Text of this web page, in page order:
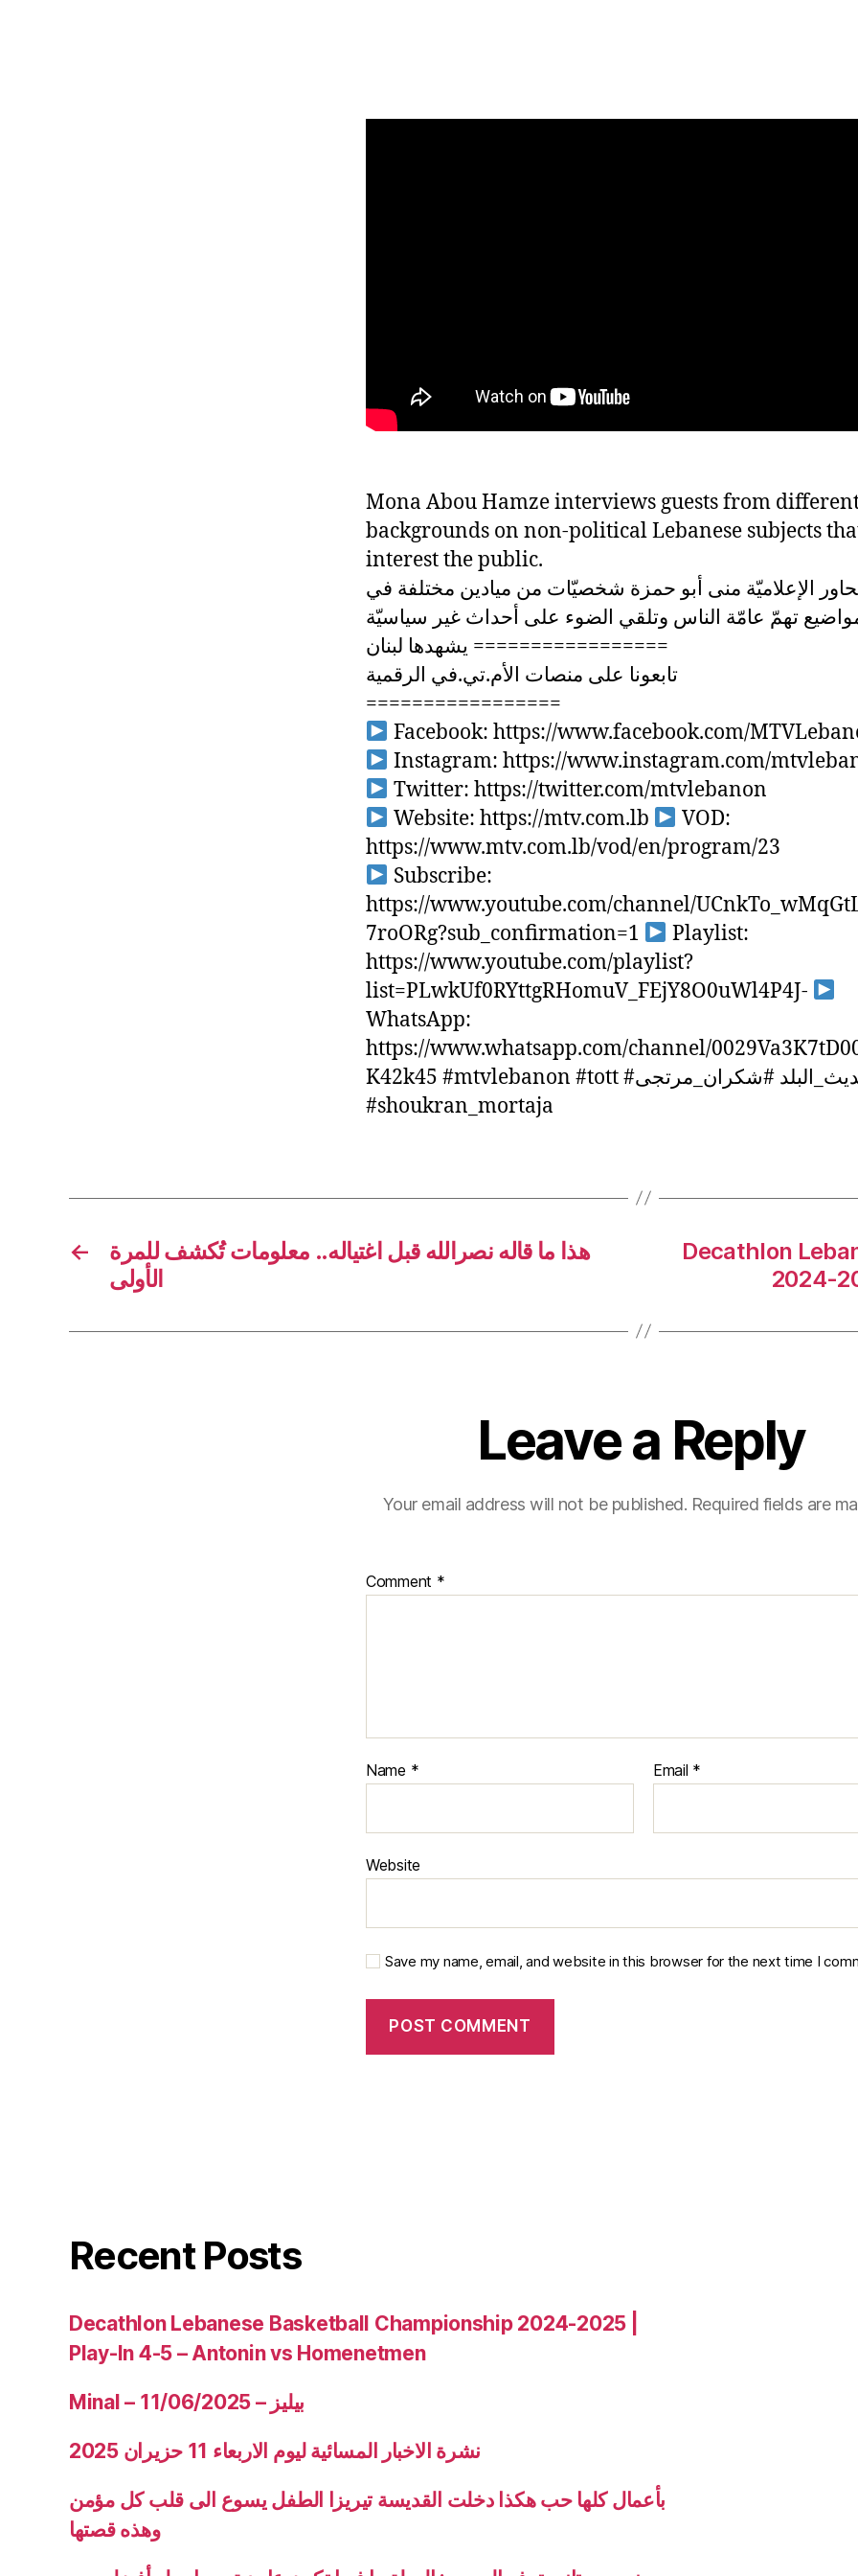
Mona Abou Hamze interviews guests from
backgrounds on non-political Lebanese subjects
interest the public.
الإعلاميّة منى أبو حمزة شخصيّات من ميادين مختلفة في
تهمّ عامّة الناس وتلقي الضوء على أحداث غير سياسيّة
يشهدها لبنان =================
تابعونا على منصات الأم.تي.في الرقمية
=================
Facebook: https://www.facebook.com/
Instagram: https://www.instagram.com/
Twitter: https://twitter.com/mtvlebanon
Website: https://mtv.com.lb
VOD:
https://www.mtv.com.lb/vod/en/program/23
Subscribe:
https://www.youtube.com/channel/
7roORg?sub_confirmation=1
Playlist:
https://www.youtube.com/playlist?
list=PLwkUf0RYttgRHomuV_FEjY8O0uWl4P4J-
WhatsApp:
https://www.whatsapp.com/channel/
K42k45 #mtvlebanon #tott #حديث_البلد #شكران_مرتجى
#shoukran_mortaja
←
هذا ما قاله نصرالله قبل اغتياله.. معلومات تُكشف للمرة
الأولى
Decathlon
2024-
Leave a Reply
Your email address will not be published. Required fields are
Comment *
Name * Email *
Website
Save my name, email, and website in this browser for the next time I
Recent Posts
Decathlon Lebanese Basketball Championship 2024-2025 |
Play-In 4-5 – Antonin vs Homenetmen
Minal – 11/06/2025 – بيليز
نشرة الاخبار المسائية ليوم الاربعاء 11 حزيران 2025
بأعمال كلها حب هكذا دخلت القديسة تيريزا الطفل يسوع الى قلب كل مؤمن
وهذه قصتها